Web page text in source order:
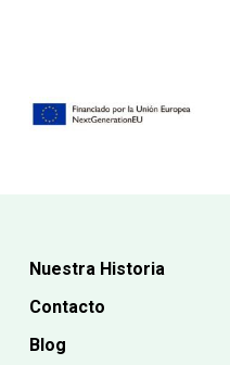
Nuestra Historia
Contacto
Blog